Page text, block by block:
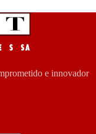
e innovador